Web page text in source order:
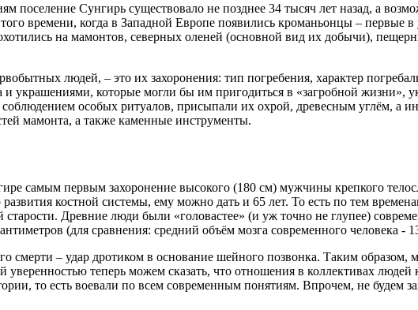
поселение Сунгирь существовало не позднее 34 тысяч лет назад, а
времени, когда в Западной Европе появились кроманьонцы – первые
на мамонтов, северных оленей (основной вид их добычи),
людей, – это их захоронения: тип погребения, характер
и украшениями, которые могли бы им пригодиться в «загробной
особых ритуалов, присыпали их охрой, древесным углём, а
мамонта, а также каменные инструменты.
самым первым захоронение высокого (180 см) мужчины крепкого
костной системы, ему можно дать и 65 лет. То есть по тем
Древние люди были «головастее» (и уж точно не глупее)
(для сравнения: средний объём мозга современного человека -
смерти – удар дротиком в основание шейного позвонка. Таким
уверенностью теперь можем сказать, что отношения в коллективах
то есть воевали по всем современным понятиям. Впрочем, не